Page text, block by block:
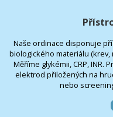
Naše ordinace disponuje
biologického materiálu (krev,
Měříme glykémii, CRP, INR.
elektrod přiložených na
nebo